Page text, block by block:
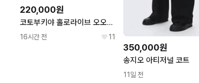
220,000원
코토부키야 홀로라이브 오오조라 스바루 스케일 피규어
16시간 전 11
350,000원
송지오 아티저널 코트
11일 전